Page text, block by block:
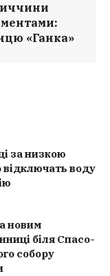
«Ганка»
за низкою
воду
новим
біля Спасо-
собору